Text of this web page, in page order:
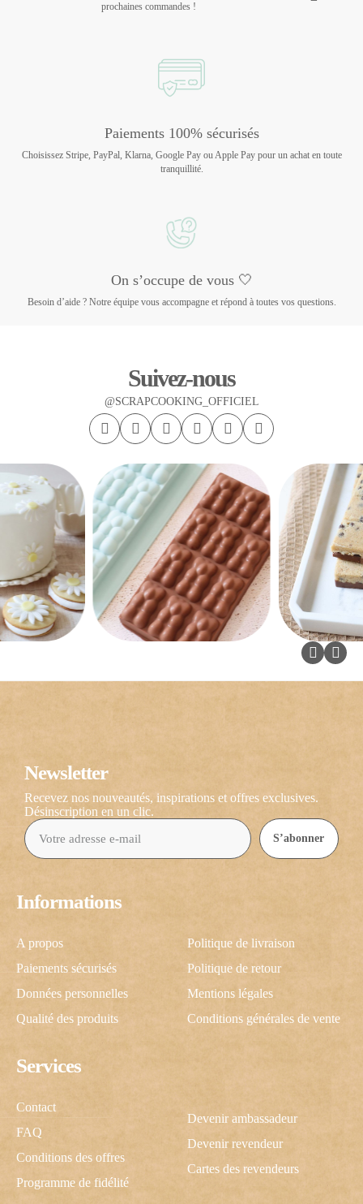
prochaines commandes !
Paiements 100% sécurisés
Choisissez Stripe, PayPal, Klarna, Google Pay ou Apple Pay pour un achat en toute
tranquillité.
On s’occupe de vous 🤍
Besoin d’aide ? Notre équipe vous accompagne et répond à toutes vos questions.
Suivez-nous
@SCRAPCOOKING_OFFICIEL
Services
Contact
FAQ
Conditions des offres
Programme de fidélité
Devenir ambassadeur
Devenir revendeur
Cartes des revendeurs
Informations
A propos
Paiements sécurisés
Données personnelles
Qualité des produits
Politique de livraison
Politique de retour
Mentions légales
Conditions générales de vente
Newsletter
Recevez nos nouveautés, inspirations et offres exclusives.
Désinscription en un clic.
S’abonner